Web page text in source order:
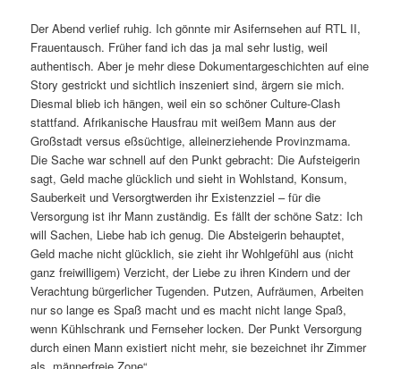
Der Abend verlief ruhig. Ich gönnte mir Asifernsehen auf RTL II,
Frauentausch. Früher fand ich das ja mal sehr lustig, weil
authentisch. Aber je mehr diese Dokumentargeschichten auf eine
Story gestrickt und sichtlich inszeniert sind, ärgern sie mich.
Diesmal blieb ich hängen, weil ein so schöner Culture-Clash
stattfand. Afrikanische Hausfrau mit weißem Mann aus der
Großstadt versus eßsüchtige, alleinerziehende Provinzmama.
Die Sache war schnell auf den Punkt gebracht: Die Aufsteigerin
sagt, Geld mache glücklich und sieht in Wohlstand, Konsum,
Sauberkeit und Versorgtwerden ihr Existenzziel – für die
Versorgung ist ihr Mann zuständig. Es fällt der schöne Satz: Ich
will Sachen, Liebe hab ich genug. Die Absteigerin behauptet,
Geld mache nicht glücklich, sie zieht ihr Wohlgefühl aus (nicht
ganz freiwilligem) Verzicht, der Liebe zu ihren Kindern und der
Verachtung bürgerlicher Tugenden. Putzen, Aufräumen, Arbeiten
nur so lange es Spaß macht und es macht nicht lange Spaß,
wenn Kühlschrank und Fernseher locken. Der Punkt Versorgung
durch einen Mann existiert nicht mehr, sie bezeichnet ihr Zimmer
als „männerfreie Zone“.